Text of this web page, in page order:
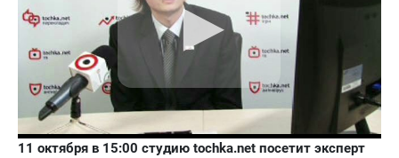
11 октября в 15:00 студию tochka.net посетит эксперт